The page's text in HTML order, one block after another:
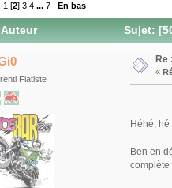
1 [2]3 4 ...7 En bas
Auteur Sujet:
Fiatiste
Re
«
Héhé,
Ben en
complète